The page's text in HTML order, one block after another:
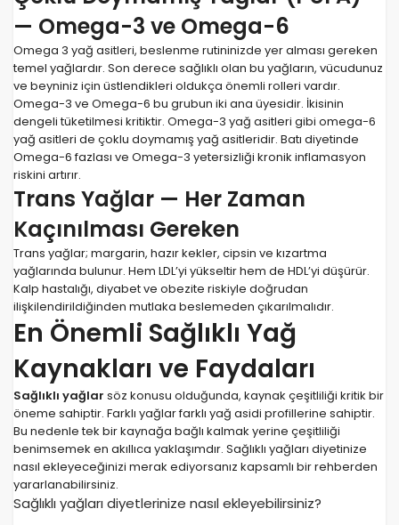
— Omega-3 ve Omega-6
Omega 3 yağ asitleri, beslenme rutininizde yer alması gereken
temel yağlardır. Son derece sağlıklı olan bu yağların, vücudunuz
ve beyniniz için üstlendikleri oldukça önemli rolleri vardır.
Omega-3 ve Omega-6 bu grubun iki ana üyesidir. İkisinin
dengeli tüketilmesi kritiktir. Omega-3 yağ asitleri gibi omega-6
yağ asitleri de çoklu doymamış yağ asitleridir. Batı diyetinde
Omega-6 fazlası ve Omega-3 yetersizliği kronik inflamasyon
riskini artırır.
Trans Yağlar — Her Zaman
Kaçınılması Gereken
Trans yağlar; margarin, hazır kekler, cipsin ve kızartma
yağlarında bulunur. Hem LDL’yi yükseltir hem de HDL’yi düşürür.
Kalp hastalığı, diyabet ve obezite riskiyle doğrudan
ilişkilendirildiğinden mutlaka beslemeden çıkarılmalıdır.
En Önemli Sağlıklı Yağ
Kaynakları ve Faydaları
Sağlıklı yağlar söz konusu olduğunda, kaynak çeşitliliği kritik bir
öneme sahiptir. Farklı yağlar farklı yağ asidi profillerine sahiptir.
Bu nedenle tek bir kaynağa bağlı kalmak yerine çeşitliliği
benimsemek en akıllıca yaklaşımdır. Sağlıklı yağları diyetinize
nasıl ekleyeceğinizi merak ediyorsanız kapsamlı bir rehberden
yararlanabilirsiniz.
Sağlıklı yağları diyetlerinize nasıl ekleyebilirsiniz?